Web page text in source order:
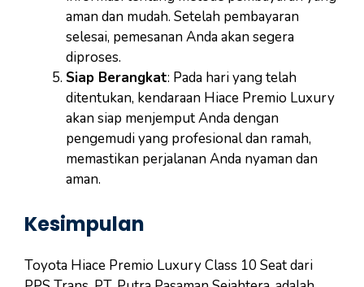
aman dan mudah. Setelah pembayaran
selesai, pemesanan Anda akan segera
diproses.
Siap Berangkat: Pada hari yang telah
ditentukan, kendaraan Hiace Premio Luxury
akan siap menjemput Anda dengan
pengemudi yang profesional dan ramah,
memastikan perjalanan Anda nyaman dan
aman.
Kesimpulan
Toyota Hiace Premio Luxury Class 10 Seat dari